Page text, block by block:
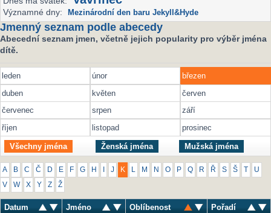
Významné dny: Mezinárodní den baru Jekyll&Hyde
Jmenný seznam podle abecedy
Abecední seznam jmen, včetně jejich popularity pro výběr jména
dítě.
leden únor
březen
duben
květen
červen
červenec
srpen
září
říjen
listopad prosinec
Všechny jména Ženská jména Mužská jména
A B C Č D E F G H J K M N O P Q R Ř S Š U
V W X Y Z Ž
Datum Jméno Oblíbenost
Pořadí